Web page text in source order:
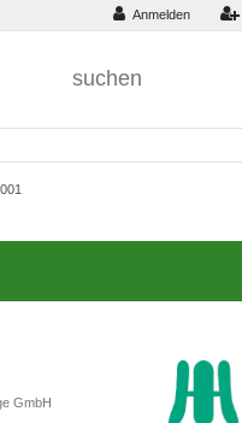
Anmelden
GmbH